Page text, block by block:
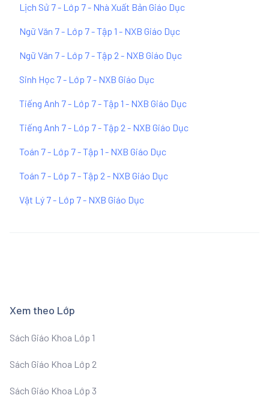
Lịch Sử 7 - Lớp 7 - Nhà Xuất Bản Giáo Dục
Ngữ Văn 7 - Lớp 7 - Tập 1 - NXB Giáo Dục
Ngữ Văn 7 - Lớp 7 - Tập 2 - NXB Giáo Dục
Sinh Học 7 - Lớp 7 - NXB Giáo Dục
Tiếng Anh 7 - Lớp 7 - Tập 1 - NXB Giáo Dục
Tiếng Anh 7 - Lớp 7 - Tập 2 - NXB Giáo Dục
Toán 7 - Lớp 7 - Tập 1 - NXB Giáo Dục
Toán 7 - Lớp 7 - Tập 2 - NXB Giáo Dục
Vật Lý 7 - Lớp 7 - NXB Giáo Dục
Xem theo Lớp
Sách Giáo Khoa Lớp 1
Sách Giáo Khoa Lớp 2
Sách Giáo Khoa Lớp 3